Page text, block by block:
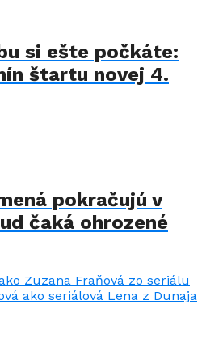
si ešte počkáte:
štartu novej 4.
pokračujú v
čaká ohrozené